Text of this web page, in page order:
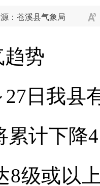
：苍溪县气象局
趋势
27日我县
累计下降
8级或以